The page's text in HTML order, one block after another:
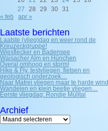
27
28 29 30
31
« feb
apr »
Laatste berichten
Laatste (vlieg)dag en weer rond de
Kreuzeckgruppe!
Wiesflecker en Badensee
Waisacher Alm en Hünchen
Overal omhoog en storm!
Hike & Fly, testvliegen, fietsen en
geologisch onderzoek…
Naar Matrei vliegen maar te harde wind
Wandelen en klein beetje vliegen…
Eerste vliegdag: Rondje Mülltal
Archief
Archief